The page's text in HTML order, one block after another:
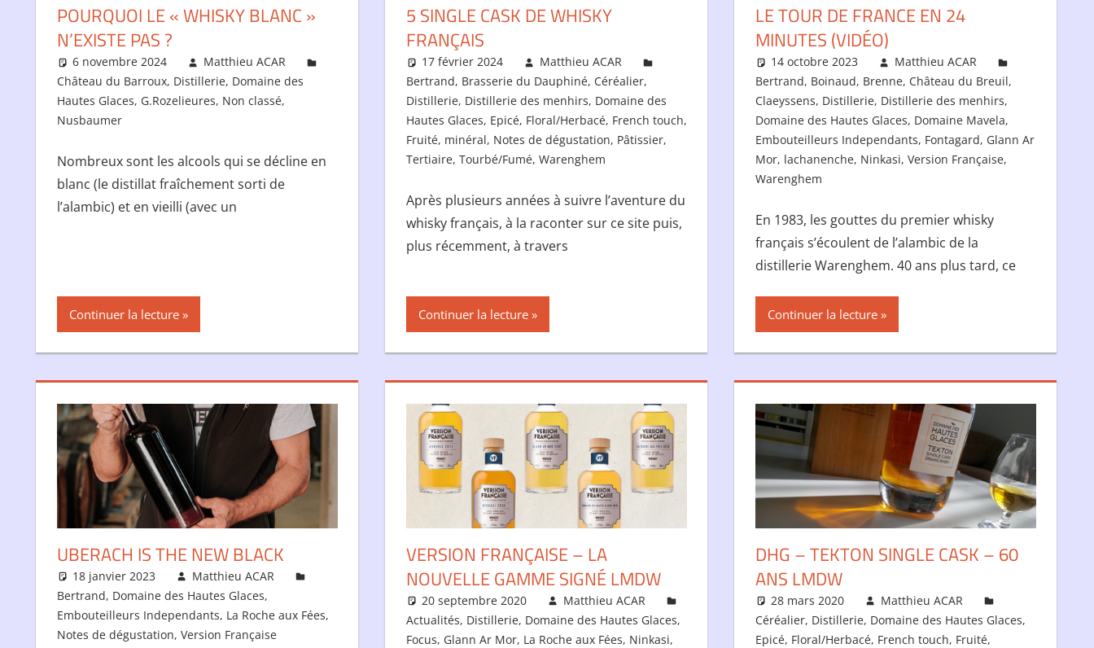
POURQUOI LE « WHISKY BLANC »
N’EXISTE PAS ?
6 novembre 2024
Matthieu ACAR
Château du Barroux, Distillerie, Domaine des
Hautes Glaces, G.Rozelieures, Non classé,
Nusbaumer
Nombreux sont les alcools qui se décline en
blanc (le distillat fraîchement sorti de
l’alambic) et en vieilli (avec un
Continuer la lecture
5 SINGLE CASK DE WHISKY
FRANÇAIS
17 février 2024
Matthieu ACAR
Bertrand, Brasserie du Dauphiné, Céréalier,
Distillerie, Distillerie des menhirs, Domaine des
Hautes Glaces, Epicé, Floral/Herbacé, French touch,
Fruité, minéral, Notes de dégustation, Pâtissier,
Tertiaire, Tourbé/Fumé, Warenghem
Après plusieurs années à suivre l’aventure du
whisky français, à la raconter sur ce site puis,
plus récemment, à travers
Continuer la lecture
LE TOUR DE FRANCE EN 24
MINUTES (VIDÉO)
14 octobre 2023
Matthieu ACAR
Bertrand, Boinaud, Brenne, Château du Breuil,
Claeyssens, Distillerie, Distillerie des menhirs,
Domaine des Hautes Glaces, Domaine Mavela,
Embouteilleurs Independants, Fontagard, Glann Ar
Mor, lachanenche, Ninkasi, Version Française,
Warenghem
En 1983, les gouttes du premier whisky
français s’écoulent de l’alambic de la
distillerie Warenghem. 40 ans plus tard, ce
Continuer la lecture
UBERACH IS THE NEW BLACK
18 janvier 2023
Matthieu ACAR
Bertrand, Domaine des Hautes Glaces,
Embouteilleurs Independants, La Roche aux Fées,
Notes de dégustation, Version Française
VERSION FRANÇAISE – LA
NOUVELLE GAMME SIGNÉ LMDW
20 septembre 2020
Matthieu ACAR
Actualités, Distillerie, Domaine des Hautes Glaces,
Focus, Glann Ar Mor, La Roche aux Fées, Ninkasi,
DHG – TEKTON SINGLE CASK – 60
ANS LMDW
28 mars 2020
Matthieu ACAR
Céréalier, Distillerie, Domaine des Hautes Glaces,
Epicé, Floral/Herbacé, French touch, Fruité,